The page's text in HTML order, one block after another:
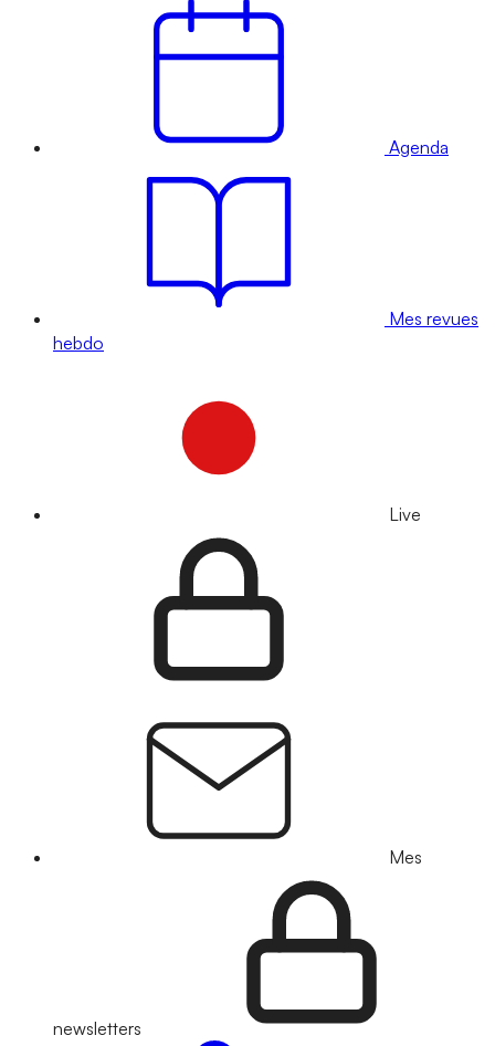
Agenda
Mes revues
hebdo
Live
Mes
newsletters